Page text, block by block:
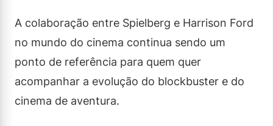
A colaboração entre Spielberg e Harrison Ford
no mundo do cinema continua sendo um
ponto de referência para quem quer
acompanhar a evolução do blockbuster e do
cinema de aventura.